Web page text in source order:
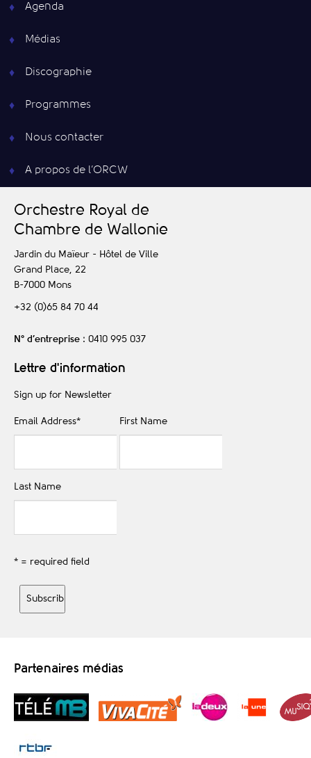
Agenda
Médias
Discographie
Programmes
Nous contacter
A propos de l’ORCW
Orchestre Royal de
Chambre de Wallonie
Jardin du Maïeur - Hôtel de Ville
Grand Place, 22
B-7000 Mons
+32 (0)65 84 70 44
N° d’entreprise : 0410 995 037
Lettre d'information
Sign up for Newsletter
Email Address* First Name
Last Name
* = required field
Partenaires médias